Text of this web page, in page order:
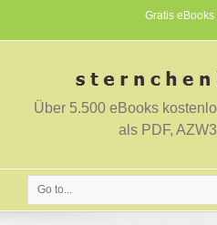
Gratis eBooks
Über 5.500 eBooks
als PDF,
Go to...